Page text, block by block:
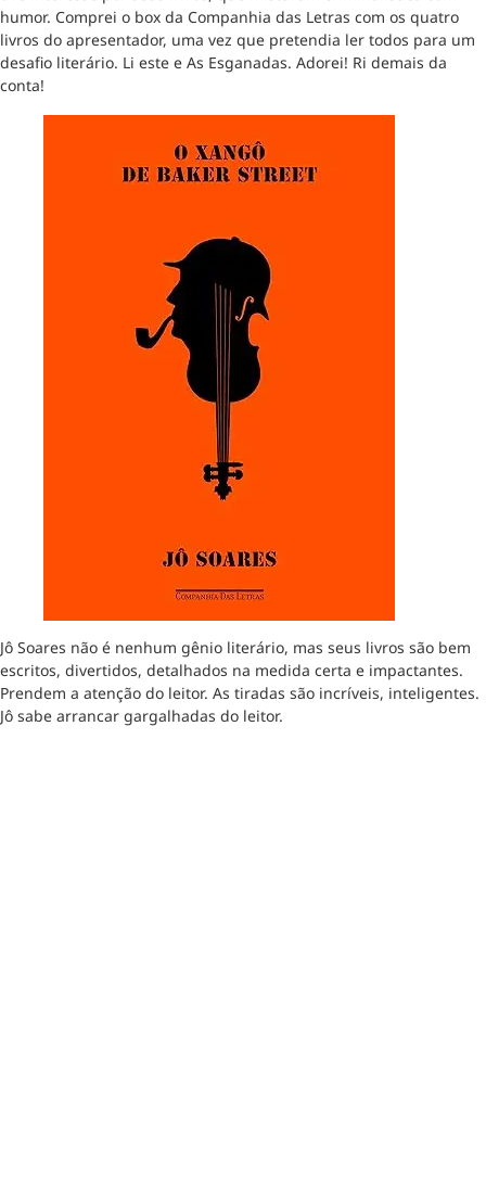
humor. Comprei o box da Companhia das Letras com os quatro
livros do apresentador, uma vez que pretendia ler todos para um
desafio literário. Li este e As Esganadas. Adorei! Ri demais da
conta!
Jô Soares não é nenhum gênio literário, mas seus livros são bem
escritos, divertidos, detalhados na medida certa e impactantes.
Prendem a atenção do leitor. As tiradas são incríveis, inteligentes.
Jô sabe arrancar gargalhadas do leitor.